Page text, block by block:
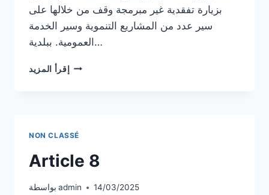
بزيارة تفقدية غير مبرمجة وقف من خلالها على
سير عدد من المشاريع التنموية وسير الخدمة
العمومية. ببلدية…
إقرأ المزيد ARTICLE
NON CLASSÉ
Article 8
بواسطة admin 14/03/2025